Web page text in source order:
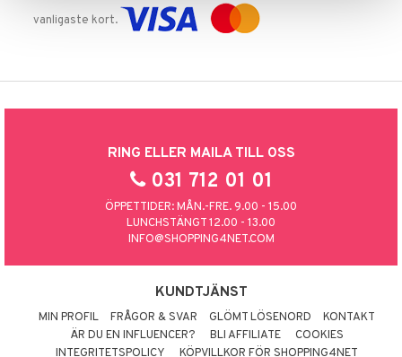
vanligaste kort.
RING ELLER MAILA TILL OSS
031 712 01 01
ÖPPETTIDER: MÅN.-FRE. 9.00 - 15.00
LUNCHSTÄNGT 12.00 - 13.00
INFO@SHOPPING4NET.COM
KUNDTJÄNST
MIN PROFIL FRÅGOR & SVAR GLÖMT LÖSENORD
KONTAKT
ÄR DU EN INFLUENCER?
BLI AFFILIATE
COOKIES
INTEGRITETSPOLICY
KÖPVILLKOR FÖR SHOPPING4NET